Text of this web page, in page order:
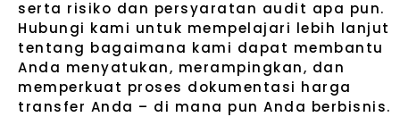
serta risiko dan persyaratan audit apa pun.
Hubungi kami untuk mempelajari lebih lanjut
tentang bagaimana kami dapat membantu
Anda menyatukan, merampingkan, dan
memperkuat proses dokumentasi harga
transfer Anda – di mana pun Anda berbisnis.